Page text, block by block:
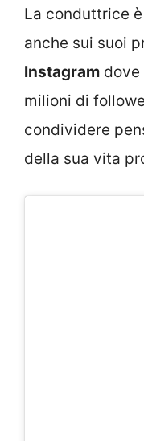
La conduttrice
anche sui suoi
Instagram
milioni di
condividere
della sua vita